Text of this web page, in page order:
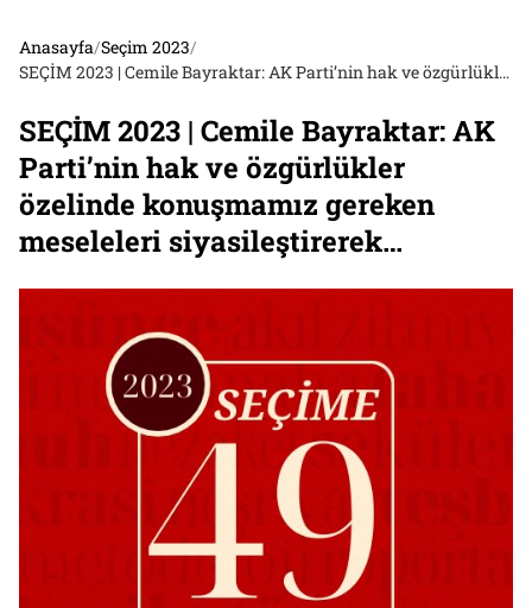
Anasayfa/Seçim 2023/
SEÇİM 2023 | Cemile Bayraktar: AK Parti’nin hak ve özgürlükler özelinde konuşmamız gereken meseleleri siyasileştirerek…
SEÇİM 2023 | Cemile Bayraktar: AK
Parti’nin hak ve özgürlükler
özelinde konuşmamız gereken
meseleleri siyasileştirerek…